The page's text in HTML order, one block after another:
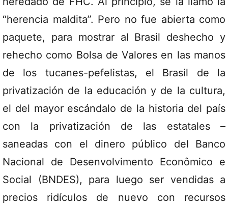
“herencia maldita”. Pero no fue abierta como
paquete, para mostrar al Brasil deshecho y
rehecho como Bolsa de Valores en las manos
de los tucanes-pefelistas, el Brasil de la
privatización de la educación y de la cultura,
el del mayor escándalo de la historia del país
con la privatización de las estatales –
saneadas con el dinero público del Banco
Nacional de Desenvolvimento Econômico e
Social (BNDES), para luego ser vendidas a
precios ridículos de nuevo con recursos